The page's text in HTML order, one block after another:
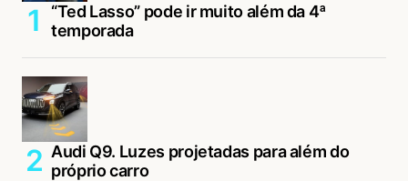
“Ted Lasso” pode ir muito além da 4ª
temporada
Audi Q9. Luzes projetadas para além do
próprio carro